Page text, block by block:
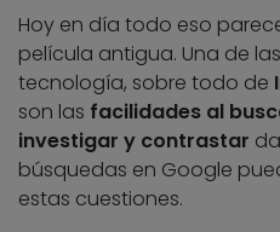
Hoy en día todo eso
película antigua. Una de
tecnología, sobre todo de
son las facilidades al
investigar y contrastar
búsquedas en Google
estas cuestiones.